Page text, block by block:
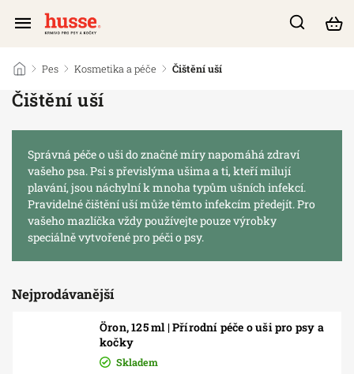
/ Pes / Kosmetika a péče / Čištění uší
Čištění uší
Správná péče o uši do značné míry napomáhá zdraví
vašeho psa. Psi s převislýma ušima a ti, kteří milují
plavání, jsou náchylní k mnoha typům ušních infekcí.
Pravidelné čištění uší může těmto infekcím předejít. Pro
vašeho mazlíčka vždy používejte pouze výrobky
speciálně vytvořené pro péči o psy.
Nejprodávanější
Öron, 125 ml | Přírodní péče o uši pro psy a
kočky
Skladem